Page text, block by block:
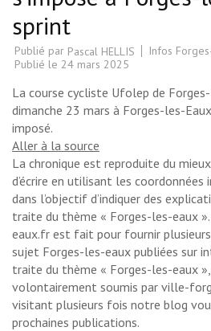
sprint
Publié par Pascal HELLIS
Infos
Publié le 24 mars 2025
La course cycliste Ufolep de
dimanche 23 mars à Forges-les-
imposé.
Aller à la source
La chronique est reproduite du
d’écrire en utilisant les coordonnées
dans l’objectif d’indiquer des
traite du thème « Forges-les-eaux
eaux.fr est fait pour fournir
sujet Forges-les-eaux publiées sur
traite du thème « Forges-les-eaux
volontairement soumis par ville-
visitant plusieurs fois notre blog
prochaines publications.